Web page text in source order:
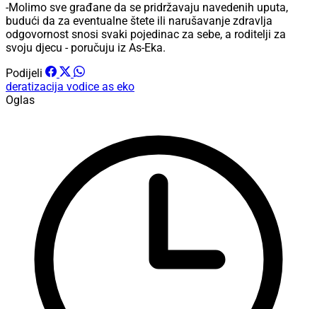
-Molimo sve građane da se pridržavaju navedenih uputa,
budući da za eventualne štete ili narušavanje zdravlja
odgovornost snosi svaki pojedinac za sebe, a roditelji za
svoju djecu - poručuju iz As-Eka.
Podijeli
deratizacija vodice as eko
Oglas